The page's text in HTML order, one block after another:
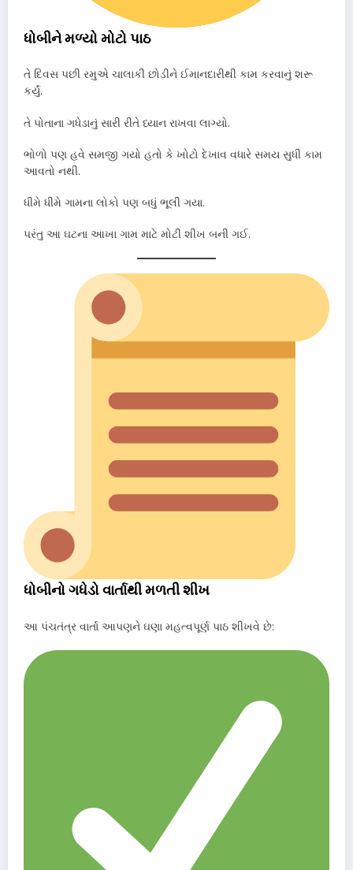
ધોબીને મળ્યો મોટો પાઠ
તે દિવસ પછી રમુએ ચાલાકી છોડીને ઈમાનદારીથી કામ કરવાનું શરૂ
કર્યું.
તે પોતાના ગધેડાનું સારી રીતે ધ્યાન રાખવા લાગ્યો.
ભોળો પણ હવે સમજી ગયો હતો કે ખોટો દેખાવ વધારે સમય સુધી કામ
આવતો નથી.
ધીમે ધીમે ગામના લોકો પણ બધું ભૂલી ગયા.
પરંતુ આ ઘટના આખા ગામ માટે મોટી શીખ બની ગઈ.
ધોબીનો ગધેડો વાર્તાથી મળતી શીખ
આ પંચતંત્ર વાર્તા આપણને ઘણા મહત્વપૂર્ણ પાઠ શીખવે છે: